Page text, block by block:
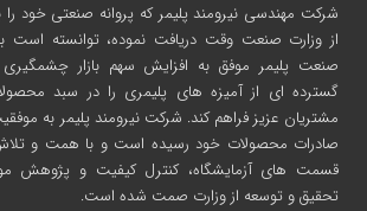
شرکت مهندسی نیرومند پلیمر
از وزارت صنعت وقت دریافت نموده، توانسته است
صنعت پلیمر موفق به افزایش سهم بازار
گسترده ای از آمیزه های پلیمری را در سبد
مشتریان عزیز فراهم کند. شرکت نیرومند پلیمر به
صادرات محصولات خود رسیده است و با همت و
قسمت های آزمایشگاه، کنترل کیفیت و پژوهش
تحقیق و توسعه از وزارت صمت شده است.